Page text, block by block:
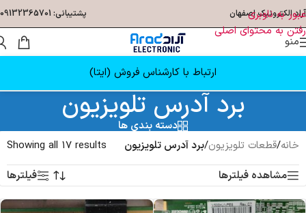
عبور به ناوبری
رفتن به محتوای اصلی
آراد الکترونیک اصفهان پشتیبانی: 09132365701
منو
ارتباط با کارشناس فروش (ایتا)
برد آدرس تلویزیون
دسته بندی ها
خانه/قطعات تلویزیون/برد آدرس تلویزیون
Showing all 17 results
مشاهده فیلترها
فیلترها